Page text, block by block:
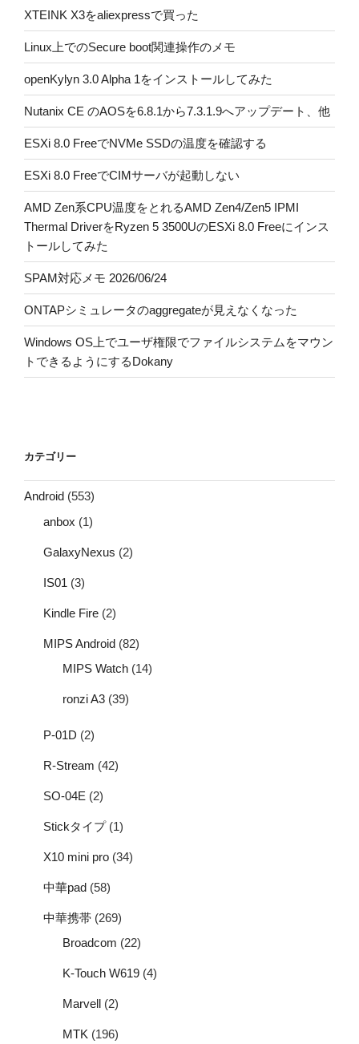
XTEINK X3をaliexpressで買った
Linux上でのSecure boot関連操作のメモ
openKylyn 3.0 Alpha 1をインストールしてみた
Nutanix CE のAOSを6.8.1から7.3.1.9へアップデート、他
ESXi 8.0 FreeでNVMe SSDの温度を確認する
ESXi 8.0 FreeでCIMサーバが起動しない
AMD Zen系CPU温度をとれるAMD Zen4/Zen5 IPMI
Thermal DriverをRyzen 5 3500UのESXi 8.0 Freeにインス
トールしてみた
SPAM対応メモ 2026/06/24
ONTAPシミュレータのaggregateが見えなくなった
Windows OS上でユーザ権限でファイルシステムをマウン
トできるようにするDokany
カテゴリー
Android (553)
anbox (1)
GalaxyNexus (2)
IS01 (3)
Kindle Fire (2)
MIPS Android (82)
MIPS Watch (14)
ronzi A3 (39)
P-01D (2)
R-Stream (42)
SO-04E (2)
Stickタイプ(1)
X10 mini pro (34)
中華pad (58)
中華携帯 (269)
Broadcom (22)
K-Touch W619 (4)
Marvell (2)
MTK (196)